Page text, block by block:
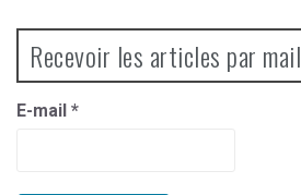
Recevoir les articles par mail
E-mail *